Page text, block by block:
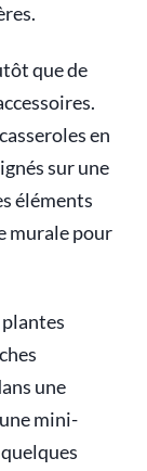
que de
en
sur une
éléments
murale pour
plantes
une
mini-